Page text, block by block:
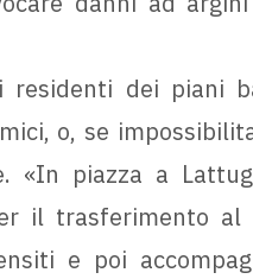
dei piani
o, se
«In piazza a
il trasferimento al
e poi